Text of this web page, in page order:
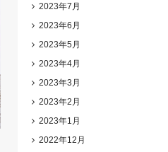
2023年7月
2023年6月
2023年5月
2023年4月
2023年3月
2023年2月
2023年1月
2022年12月